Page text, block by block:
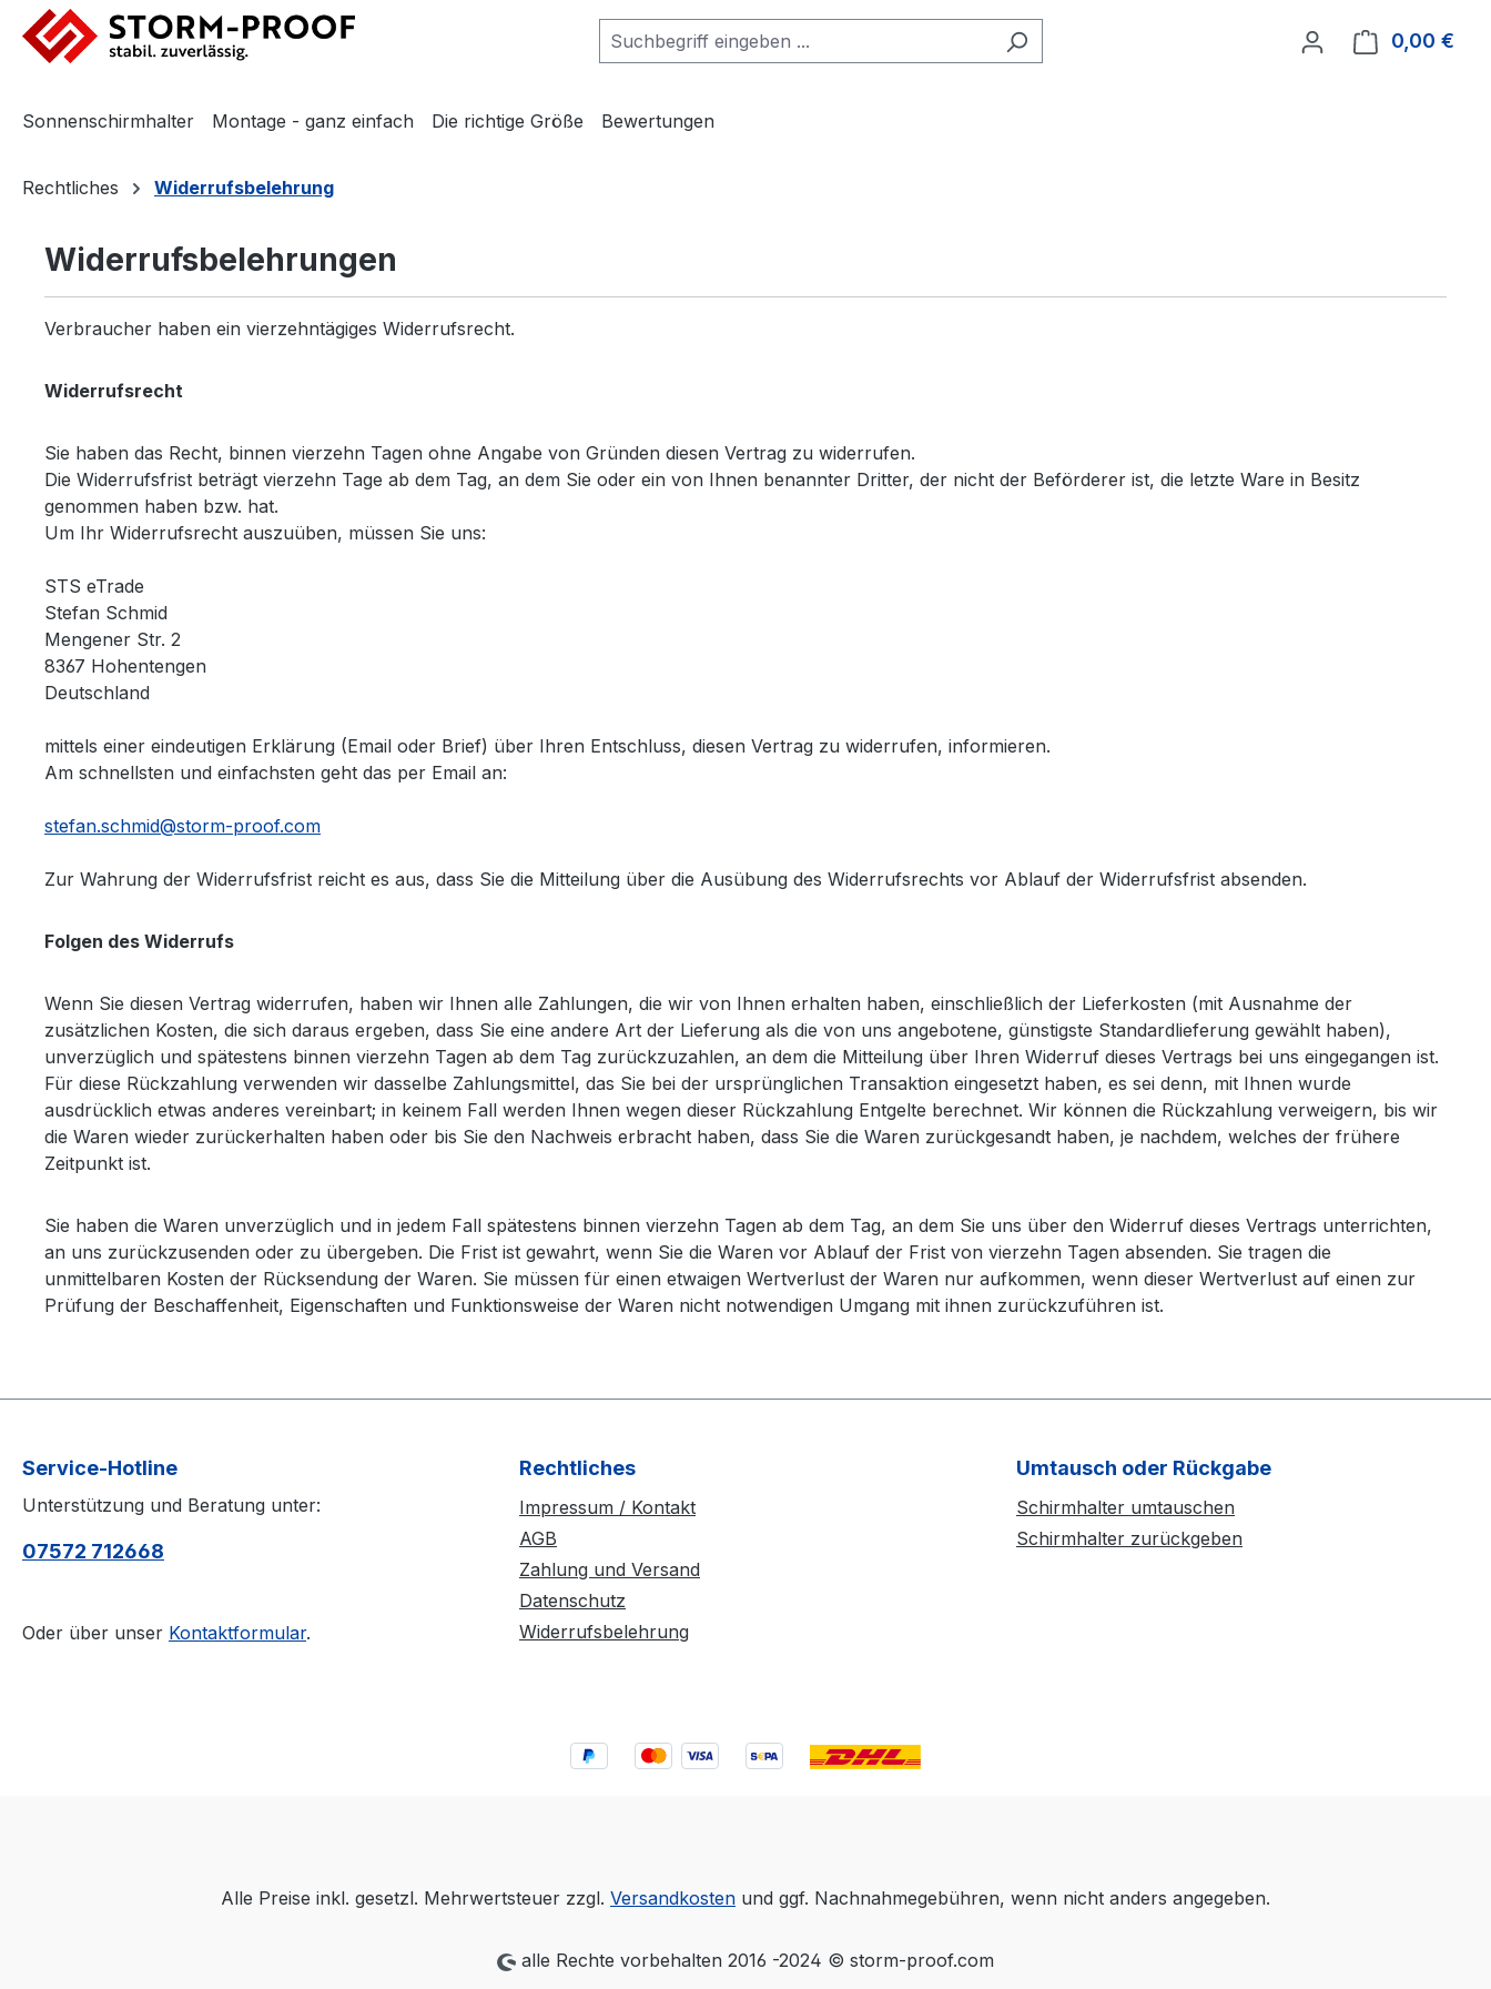
Hauptinhalt springen
Zur Suche springen
Zur Hauptnavigation springen
0,00 €
Sonnenschirmhalter Montage - ganz einfach Die richtige Größe Bewertungen
Rechtliches Widerrufsbelehrung
Widerrufsbelehrungen
Verbraucher haben ein vierzehntägiges Widerrufsrecht.
Widerrufsrecht
Sie haben das Recht, binnen vierzehn Tagen ohne Angabe von Gründen diesen Vertrag zu widerrufen.
Die Widerrufsfrist beträgt vierzehn Tage ab dem Tag, an dem Sie oder ein von Ihnen benannter Dritter, der nicht der Beförderer ist, die letzte Ware in Besitz
genommen haben bzw. hat.
Um Ihr Widerrufsrecht auszuüben, müssen Sie uns:
STS eTrade
Stefan Schmid
Mengener Str. 2
8367 Hohentengen
Deutschland
mittels einer eindeutigen Erklärung (Email oder Brief) über Ihren Entschluss, diesen Vertrag zu widerrufen, informieren.
Am schnellsten und einfachsten geht das per Email an:
stefan.schmid@storm-proof.com
Zur Wahrung der Widerrufsfrist reicht es aus, dass Sie die Mitteilung über die Ausübung des Widerrufsrechts vor Ablauf der Widerrufsfrist absenden.
Folgen des Widerrufs
Wenn Sie diesen Vertrag widerrufen, haben wir Ihnen alle Zahlungen, die wir von Ihnen erhalten haben, einschließlich der Lieferkosten (mit Ausnahme der
zusätzlichen Kosten, die sich daraus ergeben, dass Sie eine andere Art der Lieferung als die von uns angebotene, günstigste Standardlieferung gewählt haben),
unverzüglich und spätestens binnen vierzehn Tagen ab dem Tag zurückzuzahlen, an dem die Mitteilung über Ihren Widerruf dieses Vertrags bei uns eingegangen ist.
Für diese Rückzahlung verwenden wir dasselbe Zahlungsmittel, das Sie bei der ursprünglichen Transaktion eingesetzt haben, es sei denn, mit Ihnen wurde
ausdrücklich etwas anderes vereinbart; in keinem Fall werden Ihnen wegen dieser Rückzahlung Entgelte berechnet. Wir können die Rückzahlung verweigern, bis wir
die Waren wieder zurückerhalten haben oder bis Sie den Nachweis erbracht haben, dass Sie die Waren zurückgesandt haben, je nachdem, welches der frühere
Zeitpunkt ist.
Sie haben die Waren unverzüglich und in jedem Fall spätestens binnen vierzehn Tagen ab dem Tag, an dem Sie uns über den Widerruf dieses Vertrags unterrichten,
an uns zurückzusenden oder zu übergeben. Die Frist ist gewahrt, wenn Sie die Waren vor Ablauf der Frist von vierzehn Tagen absenden. Sie tragen die
unmittelbaren Kosten der Rücksendung der Waren. Sie müssen für einen etwaigen Wertverlust der Waren nur aufkommen, wenn dieser Wertverlust auf einen zur
Prüfung der Beschaffenheit, Eigenschaften und Funktionsweise der Waren nicht notwendigen Umgang mit ihnen zurückzuführen ist.
Service-Hotline
Unterstützung und Beratung unter:
07572 712668
Oder über unser Kontaktformular.
Rechtliches
Impressum / Kontakt
AGB
Zahlung und Versand
Datenschutz
Widerrufsbelehrung
Umtausch oder Rückgabe
Schirmhalter umtauschen
Schirmhalter zurückgeben
Alle Preise inkl. gesetzl. Mehrwertsteuer zzgl. Versandkosten und ggf. Nachnahmegebühren, wenn nicht anders angegeben.
alle Rechte vorbehalten 2016 -2024 © storm-proof.com